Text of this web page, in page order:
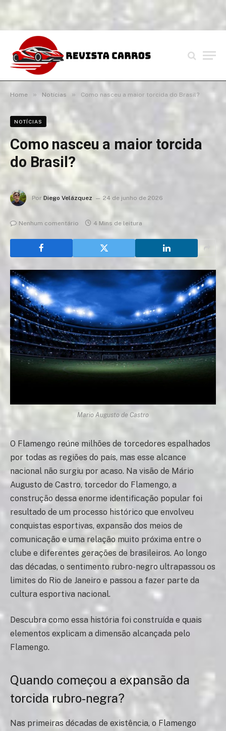
Home » Notícias » Como nasceu a maior torcida do Brasil?
NOTÍCIAS
Como nasceu a maior torcida
do Brasil?
Por Diego Velázquez 24 de junho de 2026
Nenhum comentário 4 Mins de leitura
Mario Augusto de Castro
O Flamengo reúne milhões de torcedores espalhados
por todas as regiões do país, mas esse alcance
nacional não surgiu por acaso. Na visão de Mário
Augusto de Castro, torcedor do Flamengo, a
construção dessa enorme identificação popular foi
resultado de um processo histórico que envolveu
conquistas esportivas, expansão dos meios de
comunicação e uma relação muito próxima entre o
clube e diferentes gerações de brasileiros. Ao longo
das décadas, o sentimento rubro-negro ultrapassou os
limites do Rio de Janeiro e passou a fazer parte da
cultura esportiva nacional.
Descubra como essa história foi construída e quais
elementos explicam a dimensão alcançada pelo
Flamengo.
Quando começou a expansão da
torcida rubro-negra?
Nas primeiras décadas de existência, o Flamengo